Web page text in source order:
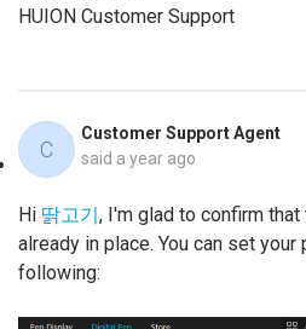
HUION Customer Support
C
Customer Support Agent
said a year ago
Hi 딹고기, I'm glad to confirm
already in place. You can set your
following: